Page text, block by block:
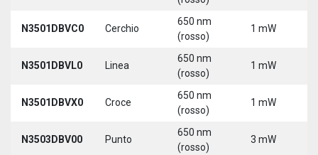
N3501DBVC0 Cerchio
650 nm
(rosso)
1 mW
N3501DBVL0 Linea
650 nm
(rosso)
1 mW
N3501DBVX0 Croce
650 nm
(rosso)
1 mW
N3503DBV00 Punto
650 nm
(rosso)
3 mW